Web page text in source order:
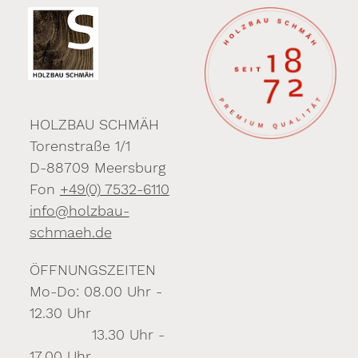
HOLZBAU SCHMÄH
Torenstraße 1/1
D-88709 Meersburg
Fon +49(0) 7532-6110
info@holzbau-
schmaeh.de
ÖFFNUNGSZEITEN
Mo-Do: 08.00 Uhr -
12.30 Uhr
13.30 Uhr -